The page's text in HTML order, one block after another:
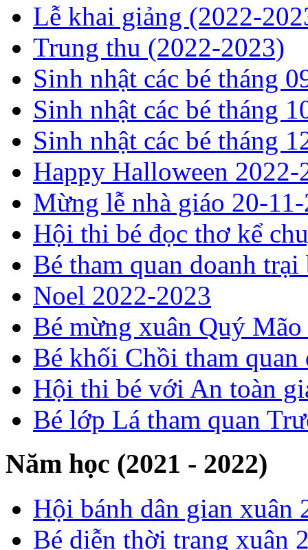
Lễ khai giảng (2022-
Trung thu (2022-2023)
Sinh nhật các bé tháng
Sinh nhật các bé tháng
Sinh nhật các bé tháng
Happy Halloween 2022-
Mừng lễ nhà giáo 20-
Hội thi bé đọc thơ kể
Bé tham quan doanh
Noel 2022-2023
Bé mừng xuân Quý
Bé khối Chồi tham
Hội thi bé với An toàn
Bé lớp Lá tham quan
Năm học (2021 - 2022)
Hội bánh dân gian xuân
Bé diễn thời trang xuân